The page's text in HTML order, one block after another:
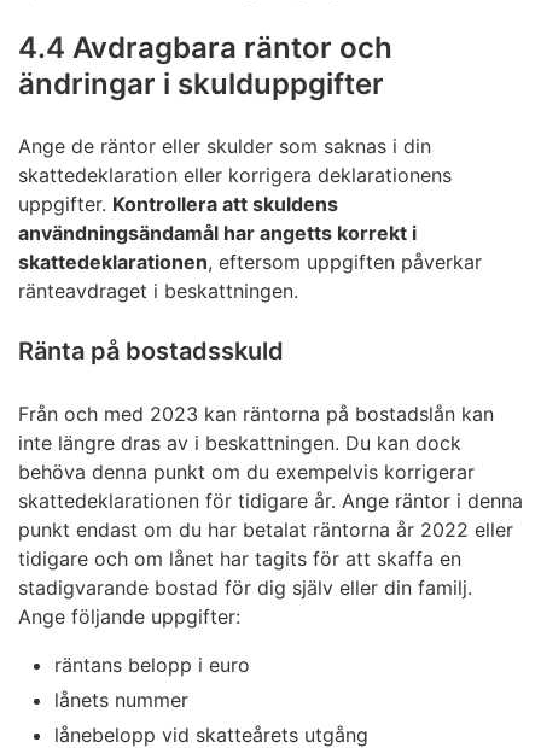
4.4 Avdragbara räntor och
ändringar i skulduppgifter
Ange de räntor eller skulder som saknas i din
skattedeklaration eller korrigera deklarationens
uppgifter. Kontrollera att skuldens
användningsändamål har angetts korrekt i
skattedeklarationen, eftersom uppgiften påverkar
ränteavdraget i beskattningen.
Ränta på bostadsskuld
Från och med 2023 kan räntorna på bostadslån kan
inte längre dras av i beskattningen. Du kan dock
behöva denna punkt om du exempelvis korrigerar
skattedeklarationen för tidigare år. Ange räntor i denna
punkt endast om du har betalat räntorna år 2022 eller
tidigare och om lånet har tagits för att skaffa en
stadigvarande bostad för dig själv eller din familj.
Ange följande uppgifter:
räntans belopp i euro
lånets nummer
lånebelopp vid skatteårets utgång